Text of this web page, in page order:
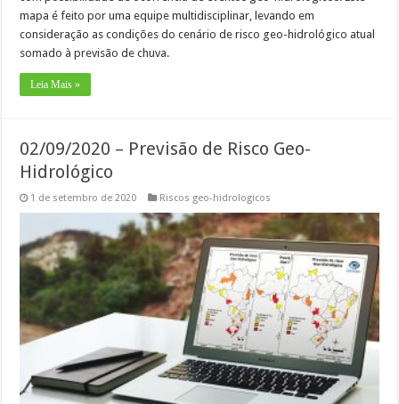
mapa é feito por uma equipe multidisciplinar, levando em
consideração as condições do cenário de risco geo-hidrológico atual
somado à previsão de chuva.
Leia Mais »
02/09/2020 – Previsão de Risco Geo-
Hidrológico
1 de setembro de 2020 Riscos geo-hidrologicos